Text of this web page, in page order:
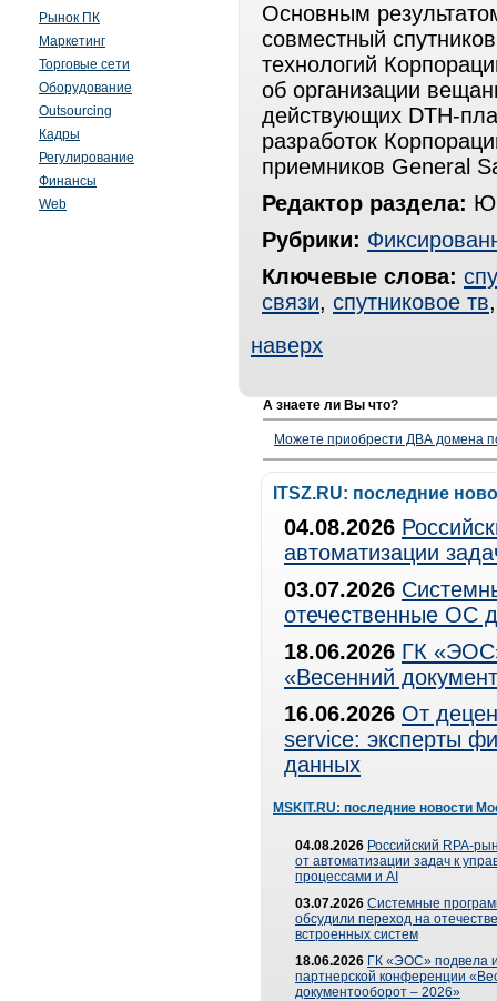
Рынок ПК
Маркетинг
Торговые сети
Оборудование
Outsourcing
Кадры
Регулирование
Финансы
Web
Основным
совместный
технологий
об организации
действующих DTH-
разработок
приемников General
Редактор раздела:
Рубрики:
Ключевые слова:
связи, спутниковое тв
наверх
А знаете ли Вы что?
Можете приобрести ДВА домена
ITSZ.RU: последние
04.08.2026
автоматизации
03.07.2026
отечественные ОС
18.06.2026 ГК
«Весенний
16.06.2026 От
service: эксперты
данных
MSKIT.RU: последние новости
04.08.2026 Российский RPA-
от автоматизации задач к
процессами и AI
03.07.2026 Системные
обсудили переход на
встроенных систем
18.06.2026 ГК «ЭОС» подвела
партнерской конференции
документооборот – 2026»